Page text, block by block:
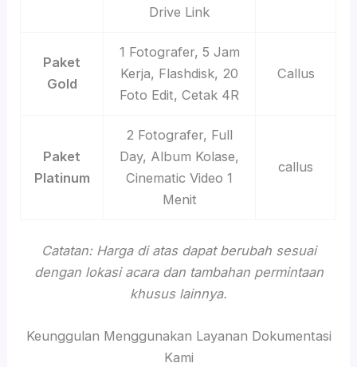
Drive Link
Paket
Gold
1 Fotografer, 5 Jam
Kerja, Flashdisk, 20
Foto Edit, Cetak 4R
Callus
Paket
Platinum
2 Fotografer, Full
Day, Album Kolase,
Cinematic Video 1
Menit
callus
Catatan: Harga di atas dapat berubah sesuai
dengan lokasi acara dan tambahan permintaan
khusus lainnya.
Keunggulan Menggunakan Layanan Dokumentasi
Kami